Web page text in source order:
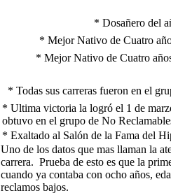
* Dosañero del
* Mejor Nativo de Cuatro
* Mejor Nativo de Cuatro
* Todas sus carreras fueron en el
* Ultima victoria la logró el 1 de
obtuvo en el grupo de No
* Exaltado al Salón de la Fama del
Uno de los datos que mas llaman la
carrera. Prueba de esto es que la
cuando ya contaba con ocho años,
reclamos bajos.